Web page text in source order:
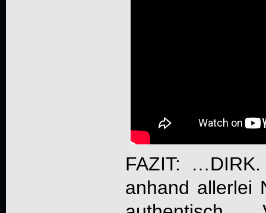
FAZIT:
anhand allerlei